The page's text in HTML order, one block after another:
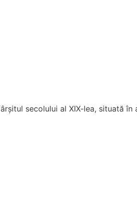
secolului al XIX-lea, situată